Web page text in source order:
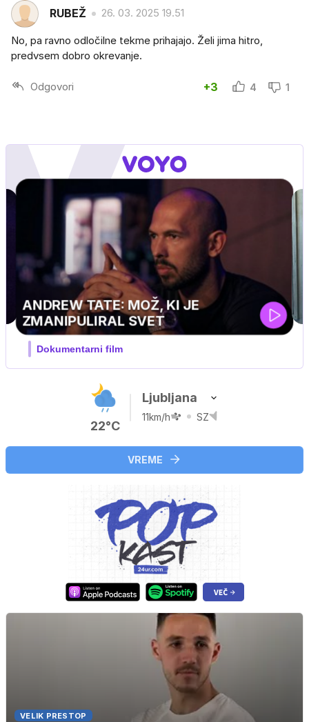
RUBEŽ 26. 03. 2025 19.51
No, pa ravno odločilne tekme prihajajo. Želi jima hitro,
predvsem dobro okrevanje.
Odgovori +3 4 1
UEFA SUPERPOKAL
V živo na VOYO: sreda ob 20.30
22°C
Ljubljana
11km/h SZ
VREME
VELIK PRESTOP